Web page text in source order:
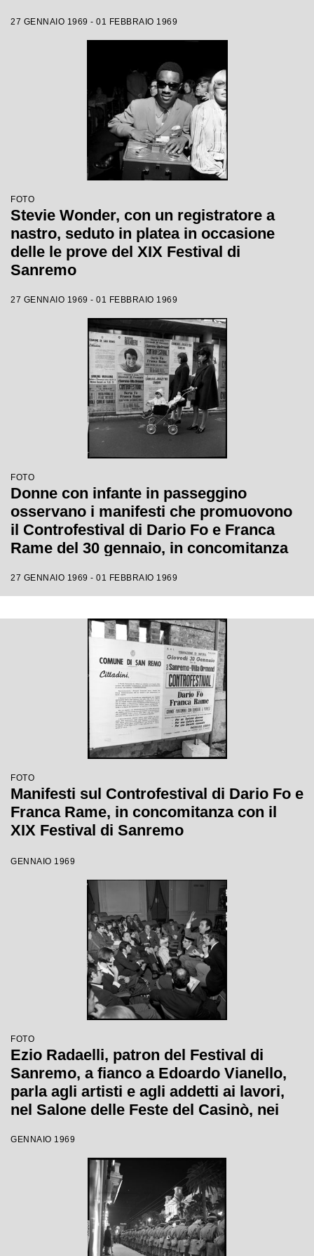
27 GENNAIO 1969 - 01 FEBBRAIO 1969
FOTO
Stevie Wonder, con un registratore a
nastro, seduto in platea in occasione
delle le prove del XIX Festival di
Sanremo
27 GENNAIO 1969 - 01 FEBBRAIO 1969
FOTO
Donne con infante in passeggino
osservano i manifesti che promuovono
il Controfestival di Dario Fo e Franca
Rame del 30 gennaio, in concomitanza
27 GENNAIO 1969 - 01 FEBBRAIO 1969
FOTO
Manifesti sul Controfestival di Dario Fo e
Franca Rame, in concomitanza con il
XIX Festival di Sanremo
GENNAIO 1969
FOTO
Ezio Radaelli, patron del Festival di
Sanremo, a fianco a Edoardo Vianello,
parla agli artisti e agli addetti ai lavori,
nel Salone delle Feste del Casinò, nei
GENNAIO 1969